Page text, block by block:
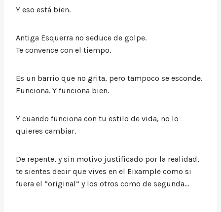
Y eso está bien.
Antiga Esquerra no seduce de golpe.
Te convence con el tiempo.
Es un barrio que no grita, pero tampoco se esconde.
Funciona. Y funciona bien.
Y cuando funciona con tu estilo de vida, no lo
quieres cambiar.
De repente, y sin motivo justificado por la realidad,
te sientes decir que vives en el Eixample como si
fuera el “original” y los otros como de segunda…